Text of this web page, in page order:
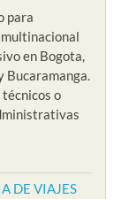
para
en Bogota,
Bucaramanga.
o
DE VIAJES